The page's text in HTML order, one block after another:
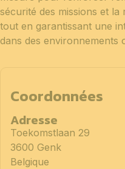
sécurité des missions et
tout en garantissant une
dans des environnements
Coordonnées
Adresse
Toekomstlaan 29
3600 Genk
Belgique